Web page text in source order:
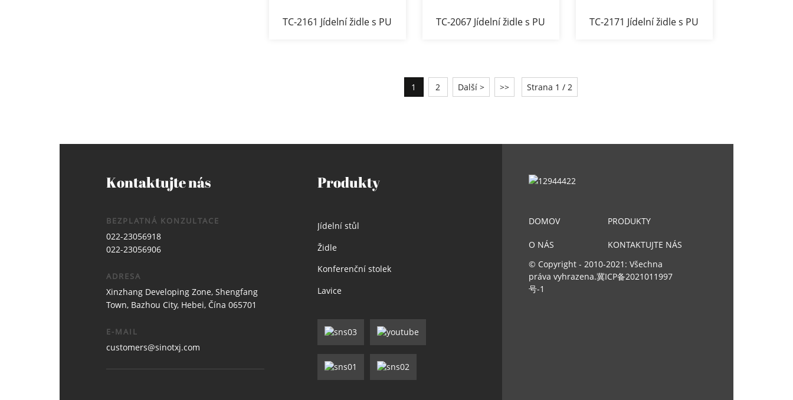
TC-2161 Jídelní židle s PU
TC-2067 Jídelní židle s PU
TC-2171 Jídelní židle s PU
1 2 Další > >> Strana 1 / 2
Kontaktujte nás
BEZPLATNÁ KONZULTACE
022-23056918
022-23056906
ADRESA
Xinzhang Developing Zone, Shengfang
Town, Bazhou City, Hebei, Čína 065701
E-MAIL
customers@sinotxj.com
Produkty
Jídelní stůl
Židle
Konferenční stolek
Lavice
DOMOV PRODUKTY
O NÁS
KONTAKTUJTE NÁS
© Copyright - 2010-2021: Všechna
práva vyhrazena.冀ICP备2021011997
号-1